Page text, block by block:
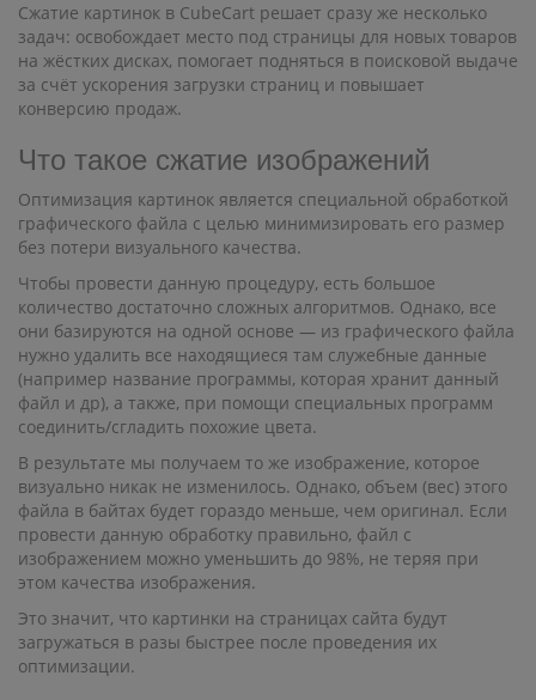
Сжатие картинок в CubeCart решает сразу же несколько
задач: освобождает место под страницы для новых товаров
на жёстких дисках, помогает подняться в поисковой выдаче
за счёт ускорения загрузки страниц и повышает
конверсию продаж.
Что такое сжатие изображений
Оптимизация картинок является специальной обработкой
графического файла с целью минимизировать его размер
без потери визуального качества.
Чтобы провести данную процедуру, есть большое
количество достаточно сложных алгоритмов. Однако, все
они базируются на одной основе — из графического файла
нужно удалить все находящиеся там служебные данные
(например название программы, которая хранит данный
файл и др), а также, при помощи специальных программ
соединить/сгладить похожие цвета.
В результате мы получаем то же изображение, которое
визуально никак не изменилось. Однако, объем (вес) этого
файла в байтах будет гораздо меньше, чем оригинал. Если
провести данную обработку правильно, файл с
изображением можно уменьшить до 98%, не теряя при
этом качества изображения.
Это значит, что картинки на страницах сайта будут
загружаться в разы быстрее после проведения их
оптимизации.